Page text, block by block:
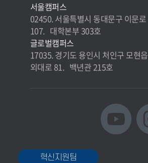
서울캠퍼스
02450. 서울특별시 동대문구 이문로
107. 대학본부 303호
글로벌캠퍼스
17035. 경기도 용인시 처인구 모현읍
외대로 81. 백년관 215호
혁신지원팀